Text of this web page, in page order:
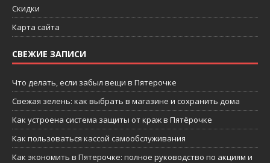
Скидки
Карта сайта
СВЕЖИЕ ЗАПИСИ
Что делать, если забыл вещи в Пятерочке
Свежая зелень: как выбрать в магазине и сохранить дома
Как устроена система защиты от краж в Пятёрочке
Как пользоваться кассой самообслуживания
Как экономить в Пятерочке: полное руководство по акциям и